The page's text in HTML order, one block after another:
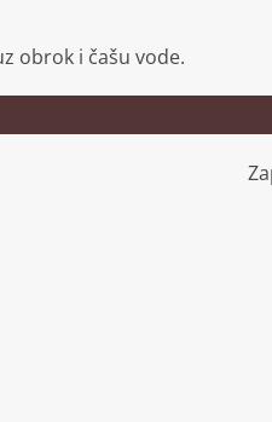
obrok i čašu vode.